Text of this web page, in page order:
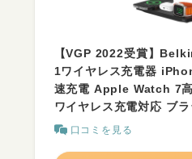
【VGP 2022受賞】
1ワイヤレス充電器
速充電 Apple Watch 7
ワイヤレス充電対応 ブ
口コミを見る